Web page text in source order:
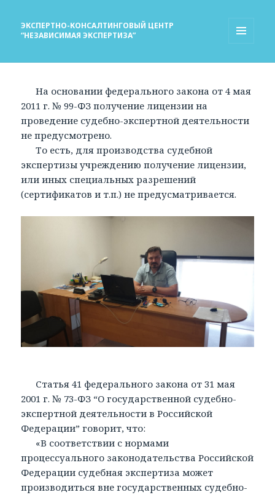
ЭКСПЕРТНО-КОНСАЛТИНГОВЫЙ ЦЕНТР
“НЕЗАВИСИМАЯ ЭКСПЕРТИЗА”
На основании федерального закона от 4 мая
2011 г. № 99-ФЗ получение лицензии на
проведение судебно-экспертной деятельности
не предусмотрено.
То есть, для производства судебной
экспертизы учреждению получение лицензии,
или иных специальных разрешений
(сертификатов и т.п.) не предусматривается.
Статья 41 федерального закона от 31 мая
2001 г. № 73-ФЗ “О государственной судебно-
экспертной деятельности в Российской
Федерации” говорит, что:
«В соответствии с нормами
процессуального законодательства Российской
Федерации судебная экспертиза может
производиться вне государственных судебно-